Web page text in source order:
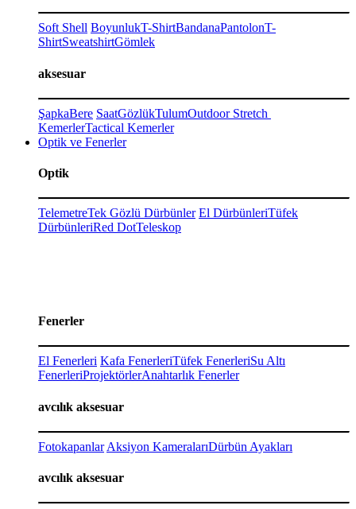
Soft Shell BoyunlukT-ShirtBandanaPantolonT-
ShirtSweatshirtGömlek
aksesuar
ŞapkaBere SaatGözlükTulumOutdoor Stretch
KemerlerTactical Kemerler
Optik ve Fenerler
Optik
TelemetreTek Gözlü Dürbünler El DürbünleriTüfek
DürbünleriRed DotTeleskop
Fenerler
El Fenerleri Kafa FenerleriTüfek FenerleriSu Altı
FenerleriProjektörlerAnahtarlık Fenerler
avcılık aksesuar
Fotokapanlar Aksiyon KameralarıDürbün Ayakları
avcılık aksesuar